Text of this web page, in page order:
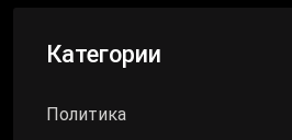
Категории
Политика